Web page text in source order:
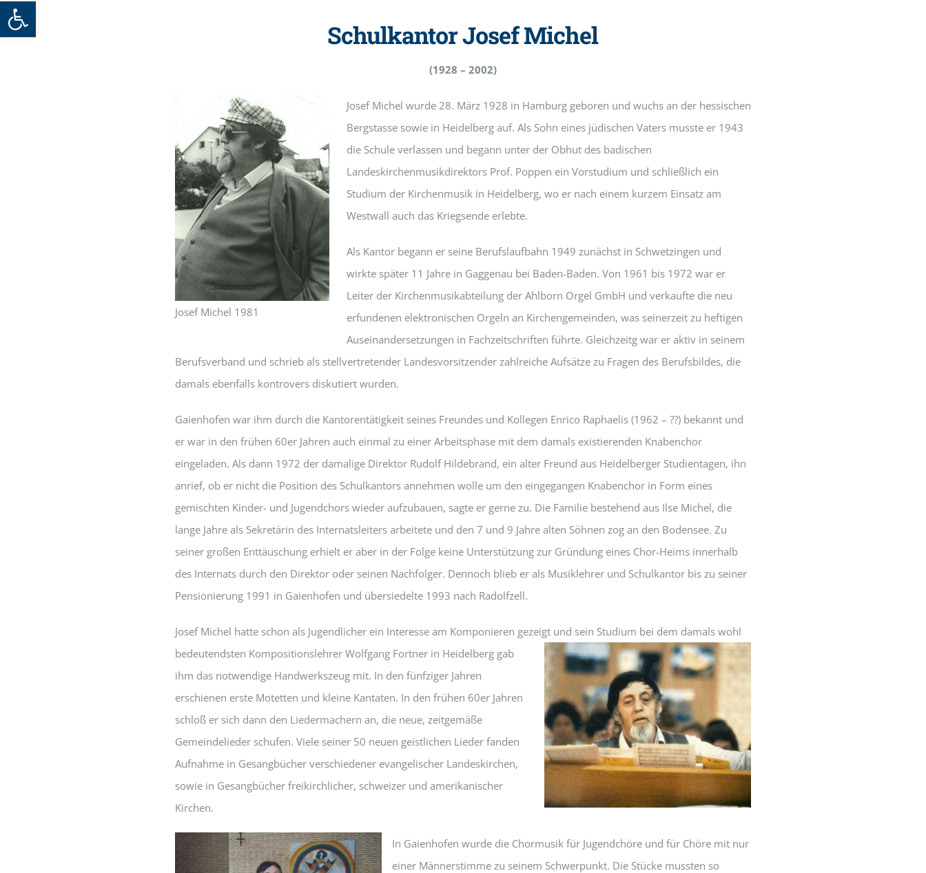
Werkzeugleiste öffnen
Schulkantor Josef Michel
(1928 – 2002)
Josef Michel 1981
Josef Michel wurde 28. März 1928 in Hamburg geboren und wuchs an der hessischen
Bergstasse sowie in Heidelberg auf. Als Sohn eines jüdischen Vaters musste er 1943
die Schule verlassen und begann unter der Obhut des badischen
Landeskirchenmusikdirektors Prof. Poppen ein Vorstudium und schließlich ein
Studium der Kirchenmusik in Heidelberg, wo er nach einem kurzem Einsatz am
Westwall auch das Kriegsende erlebte.
Als Kantor begann er seine Berufslaufbahn 1949 zunächst in Schwetzingen und
wirkte später 11 Jahre in Gaggenau bei Baden-Baden. Von 1961 bis 1972 war er
Leiter der Kirchenmusikabteilung der Ahlborn Orgel GmbH und verkaufte die neu
erfundenen elektronischen Orgeln an Kirchengemeinden, was seinerzeit zu heftigen
Auseinandersetzungen in Fachzeitschriften führte. Gleichzeitg war er aktiv in seinem
Berufsverband und schrieb als stellvertretender Landesvorsitzender zahlreiche Aufsätze zu Fragen des Berufsbildes, die
damals ebenfalls kontrovers diskutiert wurden.
Gaienhofen war ihm durch die Kantorentätigkeit seines Freundes und Kollegen Enrico Raphaelis (1962 – ??) bekannt und
er war in den frühen 60er Jahren auch einmal zu einer Arbeitsphase mit dem damals existierenden Knabenchor
eingeladen. Als dann 1972 der damalige Direktor Rudolf Hildebrand, ein alter Freund aus Heidelberger Studientagen, ihn
anrief, ob er nicht die Position des Schulkantors annehmen wolle um den eingegangen Knabenchor in Form eines
gemischten Kinder- und Jugendchors wieder aufzubauen, sagte er gerne zu. Die Familie bestehend aus Ilse Michel, die
lange Jahre als Sekretärin des Internatsleiters arbeitete und den 7 und 9 Jahre alten Söhnen zog an den Bodensee. Zu
seiner großen Enttäuschung erhielt er aber in der Folge keine Unterstützung zur Gründung eines Chor-Heims innerhalb
des Internats durch den Direktor oder seinen Nachfolger. Dennoch blieb er als Musiklehrer und Schulkantor bis zu seiner
Pensionierung 1991 in Gaienhofen und übersiedelte 1993 nach Radolfzell.
Josef Michel hatte schon als Jugendlicher ein Interesse am Komponieren gezeigt und sein Studium bei dem damals wohl
bedeutendsten Kompositionslehrer Wolfgang Fortner in Heidelberg gab
ihm das notwendige Handwerkszeug mit. In den fünfziger Jahren
erschienen erste Motetten und kleine Kantaten. In den frühen 60er Jahren
schloß er sich dann den Liedermachern an, die neue, zeitgemäße
Gemeindelieder schufen. Viele seiner 50 neuen geistlichen Lieder fanden
Aufnahme in Gesangbücher verschiedener evangelischer Landeskirchen,
sowie in Gesangbücher freikirchlicher, schweizer und amerikanischer
Kirchen.
In Gaienhofen wurde die Chormusik für Jugendchöre und für Chöre mit nur
einer Männerstimme zu seinem Schwerpunkt. Die Stücke mussten so